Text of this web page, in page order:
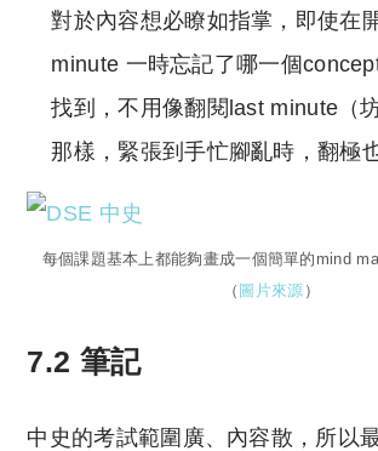
對於內容想必瞭如指掌，即使在
minute 一時忘記了哪一個
找到，不用像翻閱last minute（
那樣，緊張到手忙腳亂時，翻極
每個課題基本上都能夠畫成一個簡單的mind
（ 圖片來源 ）
7.2 筆記
中史的考試範圍廣、內容散，所以